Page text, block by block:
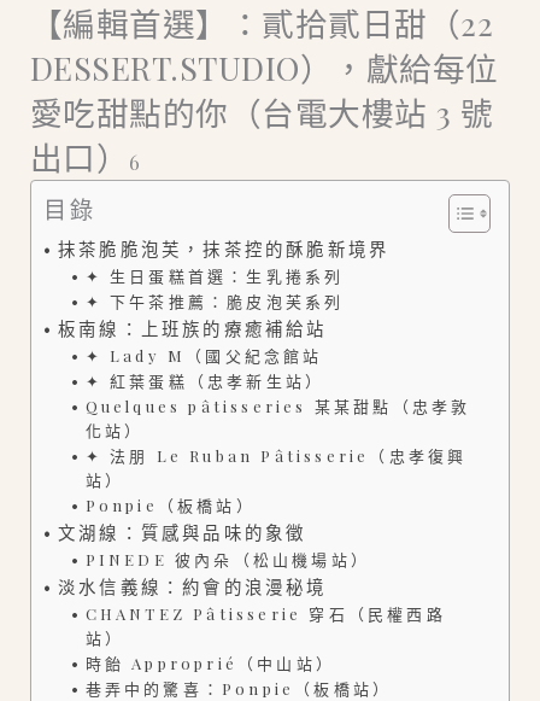
【編輯首選】：貳拾貳日甜（22
DESSERT.STUDIO），獻給每位
愛吃甜點的你（台電大樓站 3 號
出口）
6
目錄
抹茶脆脆泡芙，抹茶控的酥脆新境界
✦ 生日蛋糕首選：生乳捲系列
✦ 下午茶推薦：脆皮泡芙系列
板南線：上班族的療癒補給站
✦ Lady M（國父紀念館站
✦ 紅葉蛋糕（忠孝新生站）
Quelques pâtisseries 某某甜點（忠孝敦
化站）
✦ 法朋 Le Ruban Pâtisserie（忠孝復興
站）
Ponpie（板橋站）
文湖線：質感與品味的象徵
PINEDE 彼內朵（松山機場站）
淡水信義線：約會的浪漫秘境
CHANTEZ Pâtisserie 穿石（民權西路
站）
時飴 Approprié（中山站）
巷弄中的驚喜：Ponpie（板橋站）